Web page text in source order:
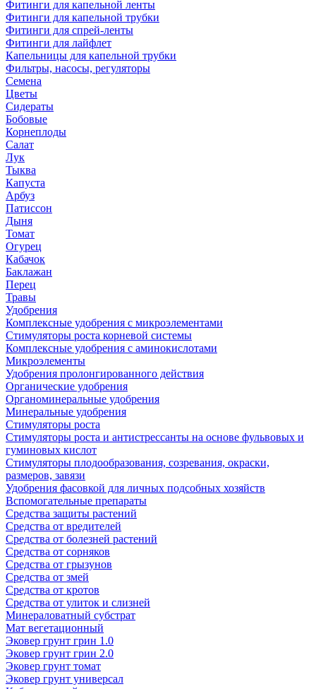
Фитинги для капельной ленты
Фитинги для капельной трубки
Фитинги для спрей-ленты
Фитинги для лайфлет
Капельницы для капельной трубки
Фильтры, насосы, регуляторы
Семена
Цветы
Сидераты
Бобовые
Корнеплоды
Салат
Лук
Тыква
Капуста
Арбуз
Патиссон
Дыня
Томат
Огурец
Кабачок
Баклажан
Перец
Травы
Удобрения
Комплексные удобрения с микроэлементами
Стимуляторы роста корневой системы
Комплексные удобрения с аминокислотами
Микроэлементы
Удобрения пролонгированного действия
Органические удобрения
Органоминеральные удобрения
Минеральные удобрения
Стимуляторы роста
Стимуляторы роста и антистрессанты на основе фульвовых и
гуминовых кислот
Стимуляторы плодообразования, созревания, окраски,
размеров, завязи
Удобрения фасовкой для личных подсобных хозяйств
Вспомогательные препараты
Средства защиты растений
Средства от вредителей
Средства от болезней растений
Средства от сорняков
Средства от грызунов
Средства от змей
Средства от кротов
Средства от улиток и слизней
Минераловатный субстрат
Мат вегетационный
Эковер грунт грин 1.0
Эковер грунт грин 2.0
Эковер грунт томат
Эковер грунт универсал